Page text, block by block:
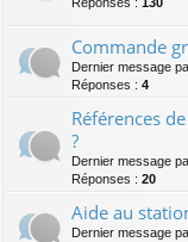
Commande
Dernier message
Réponses : 4
Références
?
Dernier message
Réponses : 20
Aide au
Dernier message